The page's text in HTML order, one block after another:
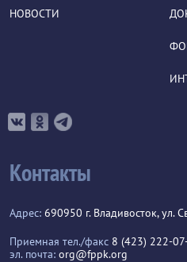
НОВОСТИ
Контакты
Адрес: 690950 г. Владивосток, ул.
Приемная тел./факс 8 (423) 222-
эл. почта: org@fppk.org